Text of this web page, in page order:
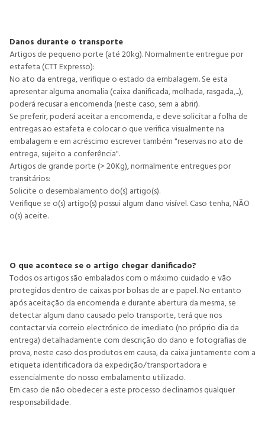
Danos durante o transporte
Artigos de pequeno porte (até 20kg). Normalmente entregue por
estafeta (CTT Expresso):
No ato da entrega, verifique o estado da embalagem. Se esta
apresentar alguma anomalia (caixa danificada, molhada, rasgada,...),
poderá recusar a encomenda (neste caso, sem a abrir).
Se preferir, poderá aceitar a encomenda, e deve solicitar a folha de
entregas ao estafeta e colocar o que verifica visualmente na
embalagem e em acréscimo escrever também "reservas no ato de
entrega, sujeito a conferência".
Artigos de grande porte (> 20Kg), normalmente entregues por
transitários:
Solicite o desembalamento do(s) artigo(s).
Verifique se o(s) artigo(s) possui algum dano visível. Caso tenha, NÃO
o(s) aceite.
O que acontece se o artigo chegar danificado?
Todos os artigos são embalados com o máximo cuidado e vão
protegidos dentro de caixas por bolsas de ar e papel. No entanto
após aceitação da encomenda e durante abertura da mesma, se
detectar algum dano causado pelo transporte, terá que nos
contactar via correio electrónico de imediato (no próprio dia da
entrega) detalhadamente com descrição do dano e fotografias de
prova, neste caso dos produtos em causa, da caixa juntamente com a
etiqueta identificadora da expedição/transportadora e
essencialmente do nosso embalamento utilizado.
Em caso de não obedecer a este processo declinamos qualquer
responsabilidade.